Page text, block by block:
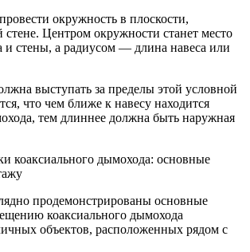
окружность в плоскости,
стене. Центром окружности станет место
и стены, а радиусом — длина навеса или
выступать за пределы этой условной
что чем ближе к навесу находится
тем длиннее должна быть наружная
продемонстрированы основные
коаксиального дымохода
объектов, расположенных рядом с